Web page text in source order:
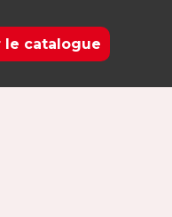
le catalogue